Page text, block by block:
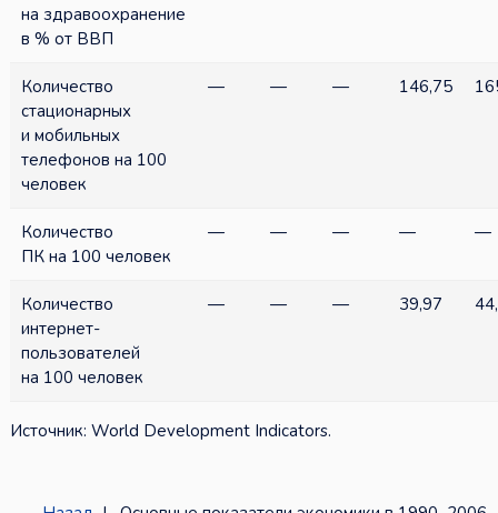
на здравоохранение
в % от ВВП
Количество
стационарных
и мобильных
телефонов на 100
человек
— — — 146,75
Количество
ПК на 100 человек
— — — — —
Количество
интернет-
пользователей
на 100 человек
— — — 39,97
Источник: World Development Indicators.